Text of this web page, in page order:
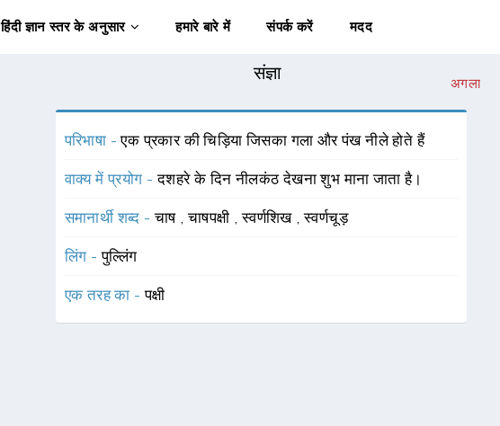
हिंदी ज्ञान स्तर के अनुसार हमारे बारे में संपर्क करें मदद
संज्ञा
अगला
परिभाषा -एक प्रकार की चिड़िया जिसका गला और पंख नीले होते हैं
वाक्य में प्रयोग -दशहरे के दिन नीलकंठ देखना शुभ माना जाता है।
समानार्थी शब्द -चाष ,चाषपक्षी ,स्वर्णशिख ,स्वर्णचूड़
लिंग -पुल्लिंग
एक तरह का -पक्षी